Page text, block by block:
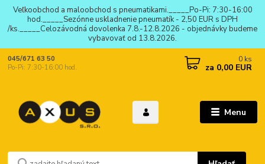
Veľkoobchod a maloobchod s pneumatikami._____Po-Pi: 7:30-16:00
hod._____Sezónne uskladnenie pneumatík - 2,50 EUR s DPH
/ks._____Celozávodná dovolenka 7.8.-12.8.2026 - objednávky budeme
vybavovať od 13.8.2026.
Menu
045/671 63 50
Po-Pi: 7:30-16:00 hod.
0 ks
za 0,00 EUR